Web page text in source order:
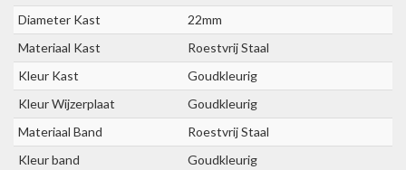
Diameter Kast
22mm
Materiaal Kast
Roestvrij Staal
Kleur Kast
Goudkleurig
Kleur Wijzerplaat
Goudkleurig
Materiaal Band
Roestvrij Staal
Kleur band
Goudkleurig